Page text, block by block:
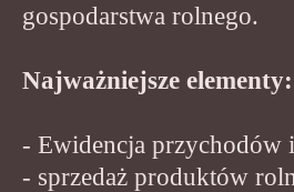
gospodarstwa rolnego.
Najważniejsze elementy:
- Ewidencja przychodów
- sprzedaż produktów